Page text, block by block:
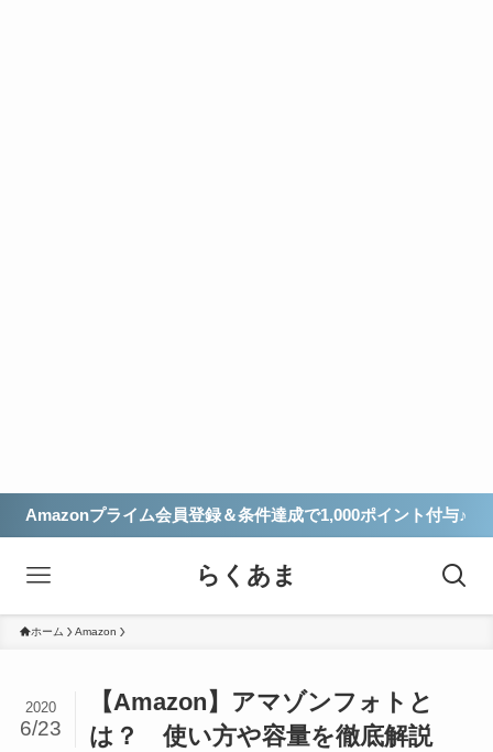
Amazonプライム会員登録＆条件達成で1,000ポイント付与♪
らくあま
ホーム Amazon
【Amazon】アマゾンフォトと
は？ 使い方や容量を徹底解説
2020
6/23